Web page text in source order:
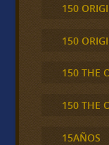
150
150
150 THE
150 THE
15AÑOS